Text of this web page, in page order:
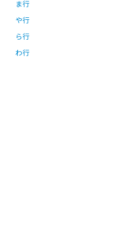
ま行
や行
ら行
わ行